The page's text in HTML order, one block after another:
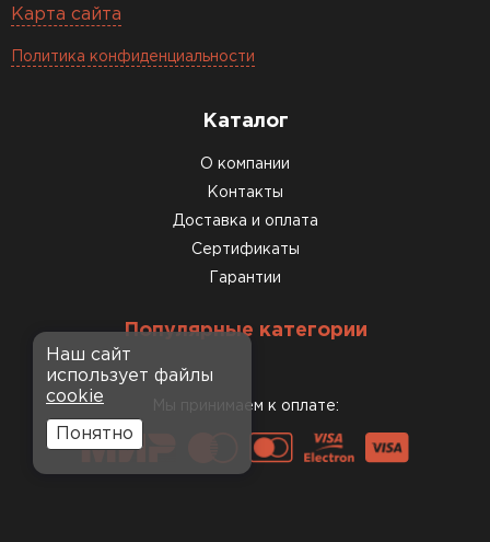
Карта сайта
Политика конфиденциальности
Каталог
О компании
Контакты
Доставка и оплата
Сертификаты
Гарантии
Популярные категории
Мы принимаем к оплате:
Наш сайт
использует файлы
cookie
Понятно